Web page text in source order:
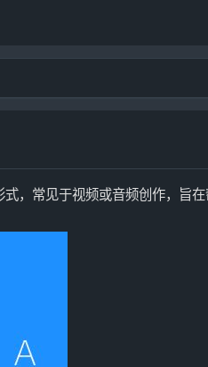
，常见于视频或音频创作，旨